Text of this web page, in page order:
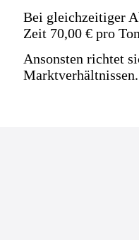
Bei gleichzeitiger
Zeit 70,00 € pro
Ansonsten richtet